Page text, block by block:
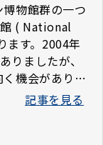
物館群の一つ
( National
す。2004年
りましたが、
機会がありま
てきました。
記事を見る